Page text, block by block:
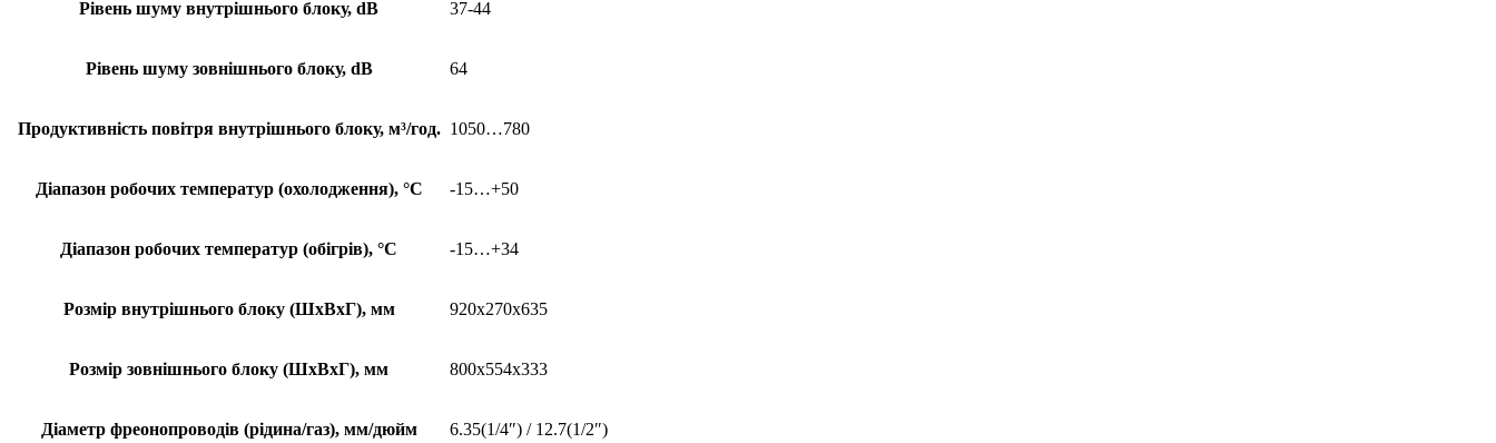
Рівень шуму внутрішнього блоку, dB 37-44
Рівень шуму зовнішнього блоку, dB 64
Продуктивність повітря внутрішнього блоку, м³/год. 1050…780
Діапазон робочих температур (охолодження), °С -15…+50
Діапазон робочих температур (обігрів), °С -15…+34
Розмір внутрішнього блоку (ШхВхГ), мм 920x270x635
Розмір зовнішнього блоку (ШхВхГ), мм 800x554x333
Діаметр фреонопроводів (рідина/газ), мм/дюйм 6.35(1/4″) / 12.7(1/2″)